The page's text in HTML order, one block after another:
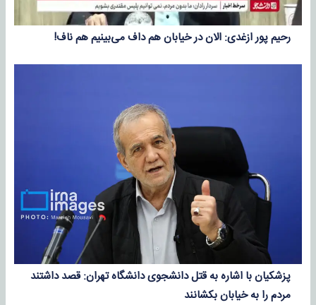
رحیم پور‌ ازغدی: الان در خیابان هم داف می‌بینیم هم ناف!
پزشکیان با اشاره به قتل دانشجوی دانشگاه تهران: قصد داشتند
مردم را به خیابان بکشانند